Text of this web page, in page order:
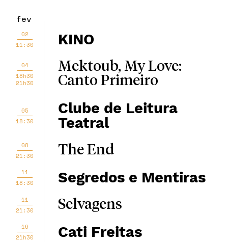
fev
02
11:30
KINO
04
18h30
21h30
Mektoub, My Love:
Canto Primeiro
05
18:30
Clube de Leitura
Teatral
08
21:30
The End
11
18:30
Segredos e Mentiras
11
21:30
Selvagens
16
21h30
Cati Freitas